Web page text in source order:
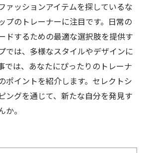
ァッションアイテムを探しているな
プのトレーナーに注目です。日常の
ドするための最適な選択肢を提供す
では、多様なスタイルやデザインに
では、あなたにぴったりのトレーナ
ポイントを紹介します。セレクトシ
ングを通じて、新たな自分を発見す
。